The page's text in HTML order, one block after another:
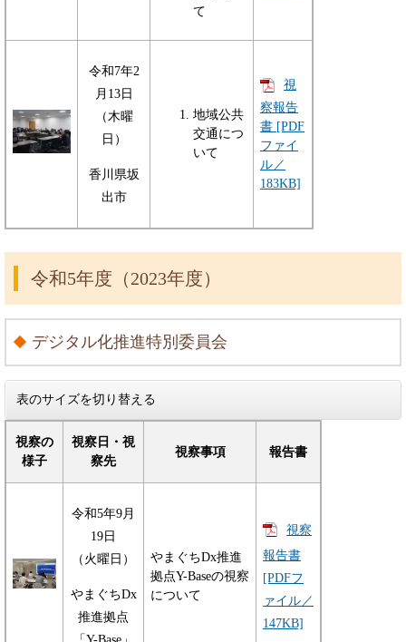
て
令和7年2
月13日
（木曜
日）
香川県坂
出市
地域公共
交通につ
いて
視
察報告
書 [PDF
ファイ
ル／
183KB]
令和5年度（2023年度）
デジタル化推進特別委員会
表のサイズを切り替える
視察の
様子
視察日・視
察先
視察事項 報告書
令和5年9月
19日
（火曜日）
やまぐちDx
推進拠点
やまぐちDx推進
拠点Y-Baseの視察
について
視察
報告書
[PDFフ
ァイル／
147KB]